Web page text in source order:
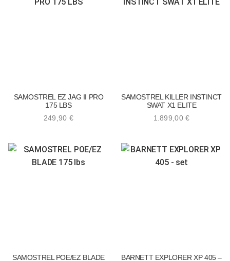
249,90 €
SAMOSTREL EZ JAG II PRO
175 LBS
1.899,00€
SAMOSTREL KILLER INSTINCT
SWAT X1 ELITE
SAMOSTREL POE/EZ BLADE
BARNETT EXPLORER XP 405 –